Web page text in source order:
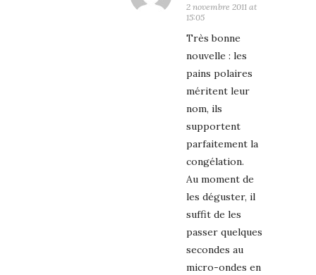
2 novembre 2011 at
15:05
Très bonne
nouvelle : les
pains polaires
méritent leur
nom, ils
supportent
parfaitement la
congélation.
Au moment de
les déguster, il
suffit de les
passer quelques
secondes au
micro-ondes en